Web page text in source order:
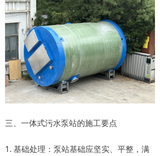
三、一体式污水泵站的施工要点
1. 基础处理：泵站基础应坚实、平整，满